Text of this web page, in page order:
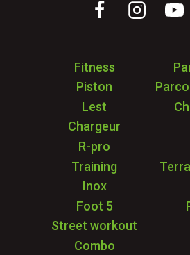
Fitness
Piston
Lest
Chargeur
R-pro
Training
Inox
Foot 5
Street workout
Combo